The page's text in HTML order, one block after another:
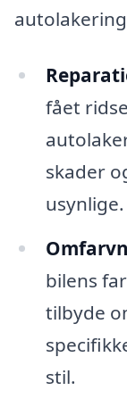
fået
skader
usynlige.
bilens
tilbyde
stil.